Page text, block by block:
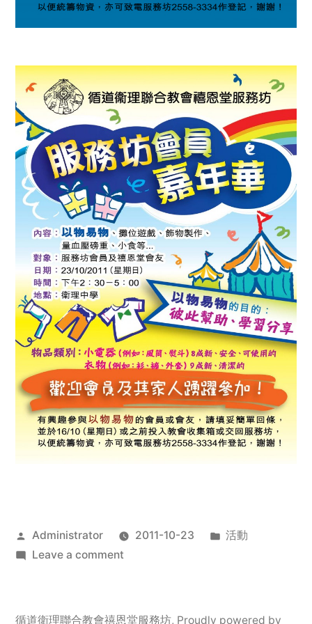
Posted
by
Administrator 2011-10-23
Posted
活動
Leave a commenton
服
循道衛理聯合教會禧恩堂服務坊, Proudly powered by